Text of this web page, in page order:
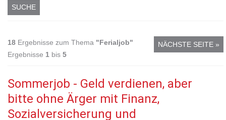
SUCHE
18 Ergebnisse zum Thema "Ferialjob"
Ergebnisse 1 bis5
NÄCHSTE SEITE »
Sommerjob - Geld verdienen, aber
bitte ohne Ärger mit Finanz,
Sozialversicherung und